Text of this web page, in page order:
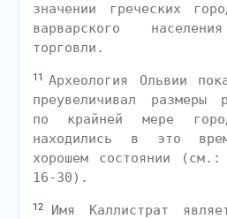
значении греческих
варварского
торговли.
11
Археология Ольвии
преувеличивал размеры
по крайней мере
находились в это
хорошем состоянии
16-30).
12
Имя Каллистрат